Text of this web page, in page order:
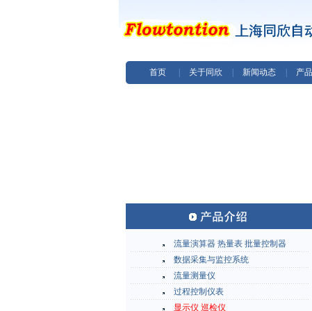
首页 关于同欣 新闻动态 产
流量演算器 热量表 批量控制器
数据采集与监控系统
流量测量仪
过程控制仪表
显示仪 巡检仪